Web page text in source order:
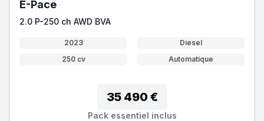
E-Pace
2.0 P-250 ch AWD BVA
2023
Diesel
250 cv
Automatique
35 490 €
Pack essentiel inclus